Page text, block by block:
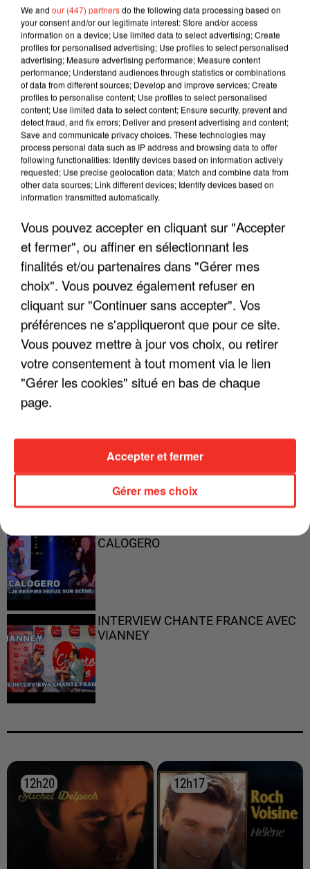
LES INTERVIEWS CHANTE
"JE SUIS À DISPOSITION DES
ENFOIRÉS"
"ON A TOUS LE TRAC"
"ON N'EST PAS DES PARENTS
PARFAITS"
CALOGERO
INTERVIEW CHANTE FRANCE AVEC
VIANNEY
12h20
12h20 12h17
12h17
We and our (447) partnersdo the following data processing based on
your consent and/or our legitimate interest: Store and/or access
information on a device; Use limited data to select advertising; Create
profiles for personalised advertising; Use profiles to select personalised
advertising; Measure advertising performance; Measure content
performance; Understand audiences through statistics or combinations
of data from different sources; Develop and improve services; Create
profiles to personalise content; Use profiles to select personalised
content; Use limited data to select content; Ensure security, prevent and
detect fraud, and fix errors; Deliver and present advertising and content;
Save and communicate privacy choices. These technologies may
process personal data such as IP address and browsing data to offer
following functionalities: Identify devices based on information actively
requested; Use precise geolocation data; Match and combine data from
other data sources; Link different devices; Identify devices based on
information transmitted automatically.
Vous pouvez accepter en cliquant sur "Accepter
et fermer", ou affiner en sélectionnant les
finalités et/ou partenaires dans "Gérer mes
choix". Vous pouvez également refuser en
cliquant sur "Continuer sans accepter". Vos
préférences ne s'appliqueront que pour ce site.
Vous pouvez mettre à jour vos choix, ou retirer
votre consentement à tout moment via le lien
"Gérer les cookies" situé en bas de chaque
page.
Gérer mes choix
Accepter et fermer